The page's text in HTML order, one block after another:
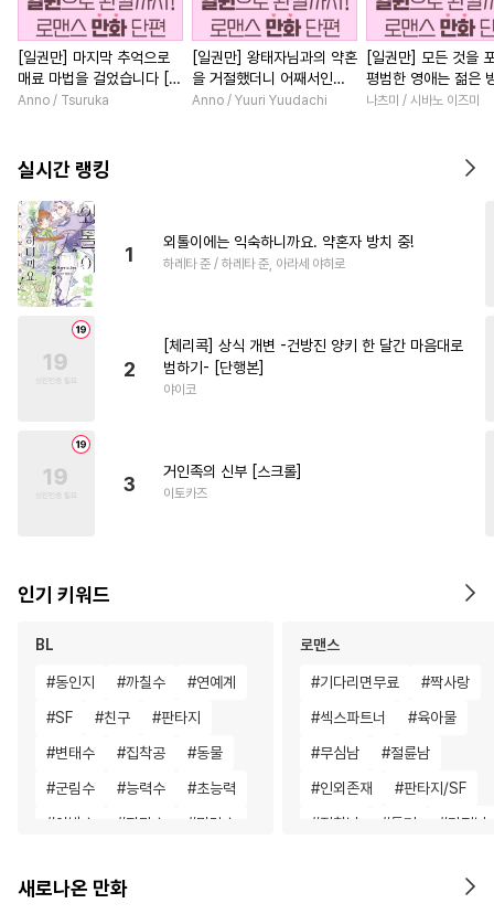
[일권만] 마지막 추억으로
매료 마법을 걸었습니다 [단
행본]
Anno / Tsuruka
[일권만] 왕태자님과의 약혼
을 거절했더니 어째서인지
얀데레로 돌변했습니다 [단
Anno / Yuuri Yuudachi
[일권만] 모든 것을
평범한 영애는 젊은
총애를 받는다 [단행
나츠미 / 시바노 이즈미
실시간 랭킹
1
외톨이에는 익숙하니까요. 약혼자 방치 중!
하레타 준 / 하레타 준, 아라세 야히로
2
[체리콕] 상식 개변 -건방진 양키 한 달간 마음대로
범하기- [단행본]
야이코
3
거인족의 신부 [스크롤]
이토카즈
인기 키워드
BL
#동인지 #까칠수 #연예계
#SF #친구 #판타지
#변태수 #집착공 #동물
#군림수 #능력수 #초능력
#아방수 #잔망수 #명랑수
#OO버스
로맨스
#기다리면무료 #짝사랑
#섹스파트너 #육아물
#무심남 #절륜남
#인외존재 #판타지/SF
#집착남 #동거 #다정남
첫경험
새로나온 만화